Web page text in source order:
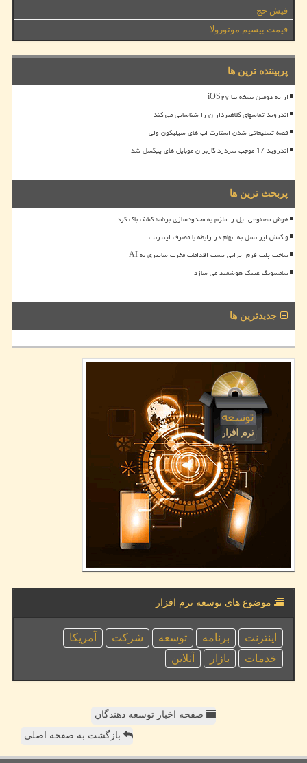
فیش حج
قیمت بیسیم موتورولا
پربیننده ترین ها
ارایه دومین نسخه بتا iOS۲۷
اندروید تماسهای کلاهبرداران را شناسایی می کند
قصه تسلیحاتی شدن استارت اپ های سیلیکون ولی
اندروید 17 موجب سردرد کاربران موبایل های پیکسل شد
پربحث ترین ها
هوش مصنوعی اپل را ملزم به محدودسازی برنامه کشف باگ کرد
واکنش ایرانسل به ابهام در رابطه با مصرف اینترنت
ساخت پلت فرم ایرانی تست اقدامات مخرب سایبری به AI
سامسونگ عینک هوشمند می سازد
جدیدترین ها
موضوع های توسعه نرم افزار
اینترنت برنامه توسعه شركت
آمریكا
خدمات
بازار آنلاین
صفحه اخبار توسعه دهندگان
بازگشت به صفحه اصلی